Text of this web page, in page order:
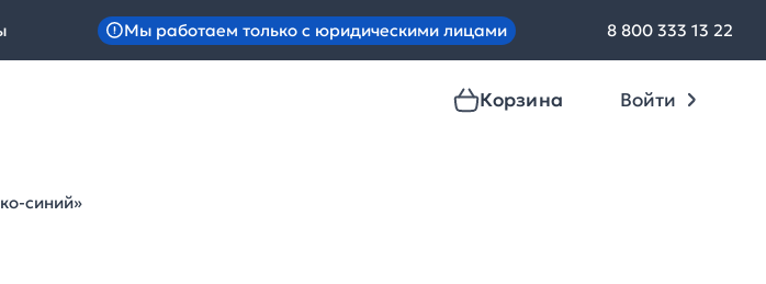
Мы работаем только с юридическими лицами 8 800 333 13 22
Корзина Войти
синий»